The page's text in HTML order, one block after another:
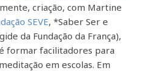
criação, com Martine
SEVE, *Saber Ser e
da Fundação da França),
formar facilitadores para
em escolas. Em